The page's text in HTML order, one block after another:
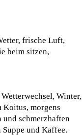
frische Luft,
beim sitzen,
Winter,
Koitus, morgens
schmerzhaften
und Kaffee.